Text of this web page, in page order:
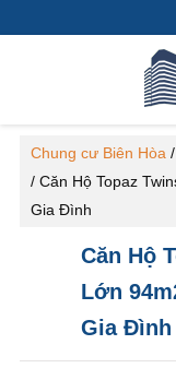
Chung cư Biên Hòa /
/ Căn Hộ Topaz
Gia Đình
Căn Hộ
Lớn
Gia Đình